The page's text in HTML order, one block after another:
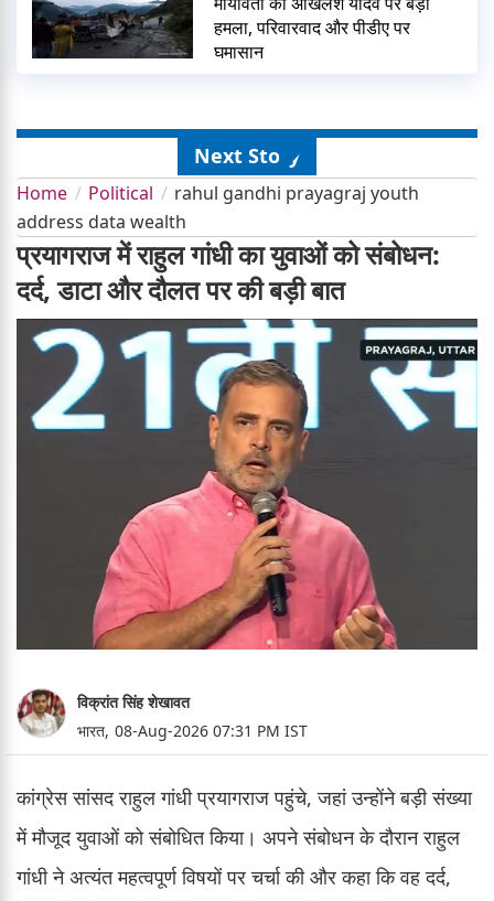
हमला, परिवारवाद और पीडीए पर
घमासान
Next Story
Home Political
rahul gandhi prayagraj youth
address data wealth
प्रयागराज में राहुल गांधी का युवाओं को संबोधन:
दर्द, डाटा और दौलत पर की बड़ी बात
विक्रांत सिंह शेखावत
भारत, 08-Aug-2026 07:31 PM IST
कांग्रेस सांसद राहुल गांधी प्रयागराज पहुंचे, जहां उन्होंने बड़ी संख्या
में मौजूद युवाओं को संबोधित किया। अपने संबोधन के दौरान राहुल
गांधी ने अत्यंत महत्वपूर्ण विषयों पर चर्चा की और कहा कि वह दर्द,